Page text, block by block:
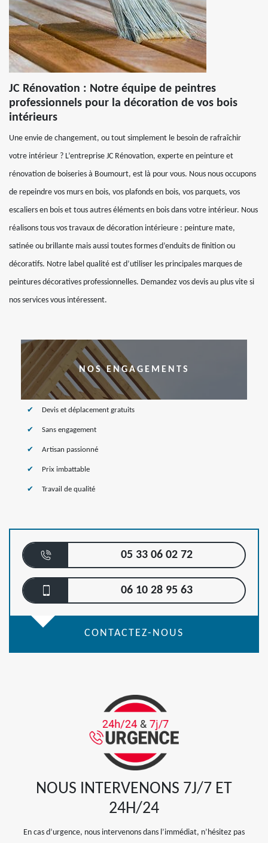
JC Rénovation : Notre équipe de peintres
professionnels pour la décoration de vos bois
intérieurs
Une envie de changement, ou tout simplement le besoin de rafraîchir
votre intérieur ? L’entreprise JC Rénovation, experte en peinture et
rénovation de boiseries à Boumourt, est là pour vous. Nous nous occupons
de repeindre vos murs en bois, vos plafonds en bois, vos parquets, vos
escaliers en bois et tous autres éléments en bois dans votre intérieur. Nous
réalisons tous vos travaux de décoration intérieure : peinture mate,
satinée ou brillante mais aussi toutes formes d’enduits de finition ou
décoratifs. Notre label qualité est d’utiliser les principales marques de
peintures décoratives professionnelles. Demandez vos devis au plus vite si
nos services vous intéressent.
NOS ENGAGEMENTS
Devis et déplacement gratuits
Sans engagement
Artisan passionné
Prix imbattable
Travail de qualité
05 33 06 02 72
06 10 28 95 63
CONTACTEZ-NOUS
NOUS INTERVENONS 7J/7 ET
24H/24
En cas d’urgence, nous intervenons dans l’immédiat, n’hésitez pas